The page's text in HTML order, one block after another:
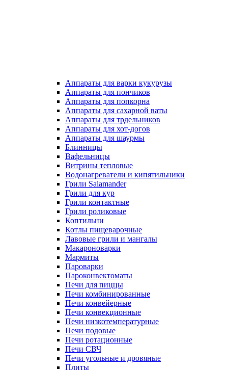
Аппараты для варки кукурузы
Аппараты для пончиков
Аппараты для попкорна
Аппараты для сахарной ваты
Аппараты для трдельников
Аппараты для хот-догов
Аппараты для шаурмы
Блинницы
Вафельницы
Витрины тепловые
Водонагреватели и кипятильники
Грили Salamander
Грили для кур
Грили контактные
Грили роликовые
Коптильни
Котлы пищеварочные
Лавовые грили и мангалы
Макароноварки
Мармиты
Пароварки
Пароконвектоматы
Печи для пиццы
Печи комбинированные
Печи конвейерные
Печи конвекционные
Печи низкотемпературные
Печи подовые
Печи ротационные
Печи СВЧ
Печи угольные и дровяные
Плиты